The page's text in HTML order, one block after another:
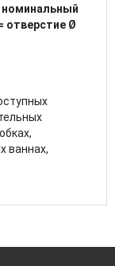
отверстие Ø
ваннах,